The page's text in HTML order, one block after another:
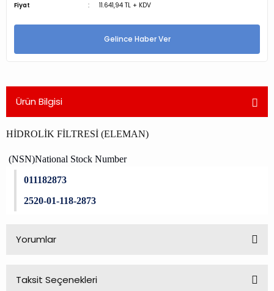
Fiyat 11.641,94 TL + KDV
Gelince Haber Ver
Ürün Bilgisi
HİDROLİK FİLTRESİ (ELEMAN)
(NSN)National Stock Number
011182873
2520-01-118-2873
Yorumlar
Taksit Seçenekleri